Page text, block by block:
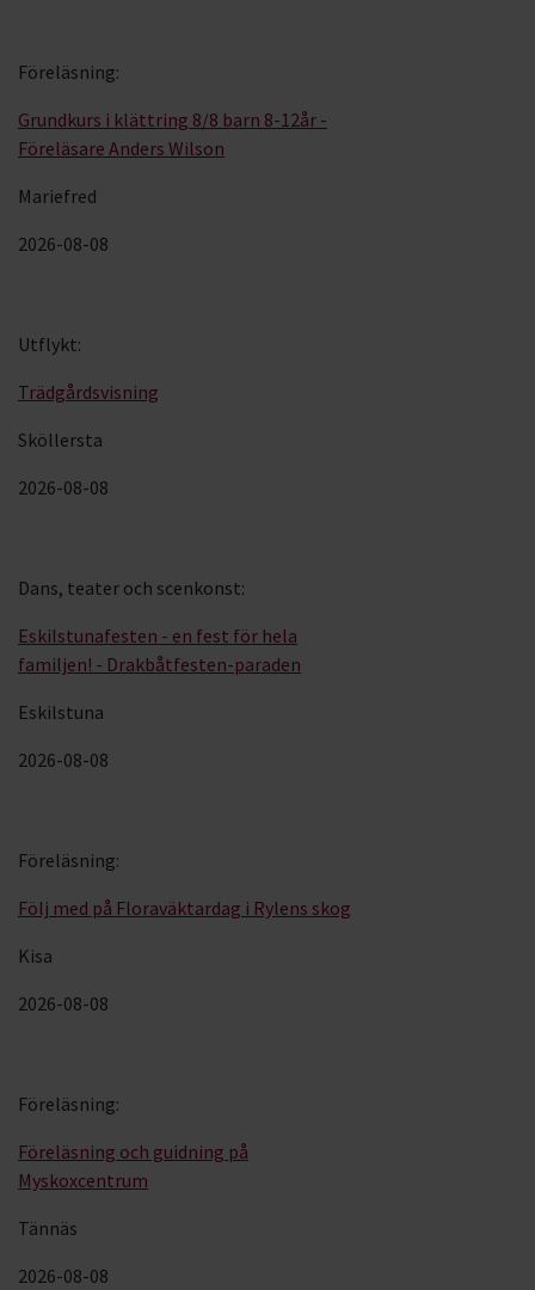
Grundkurs i klättring 8/8 barn 8-12år -
Föreläsare Anders Wilson
Mariefred
2026-08-08
Föreläsning:
Trädgårdsvisning
Sköllersta
2026-08-08
Utflykt:
Eskilstunafesten - en fest för hela
familjen! - Drakbåtfesten-paraden
Eskilstuna
2026-08-08
Dans, teater och scenkonst:
Följ med på Floraväktardag i Rylens skog
Kisa
2026-08-08
Föreläsning:
Föreläsning och guidning på
Myskoxcentrum
Tännäs
2026-08-08
Föreläsning: